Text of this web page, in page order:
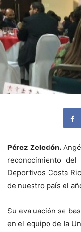
Pérez Zeledón.
reconocimiento
Deportivos Costa
de nuestro país el
Su evaluación se
en el equipo de la